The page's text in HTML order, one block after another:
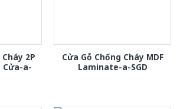
2P
Cửa-a-
Cửa Gỗ Chống Cháy MDF
Laminate-a-SGD